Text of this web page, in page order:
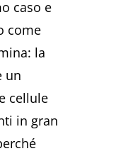
caso e
come
la
un
cellule
in gran